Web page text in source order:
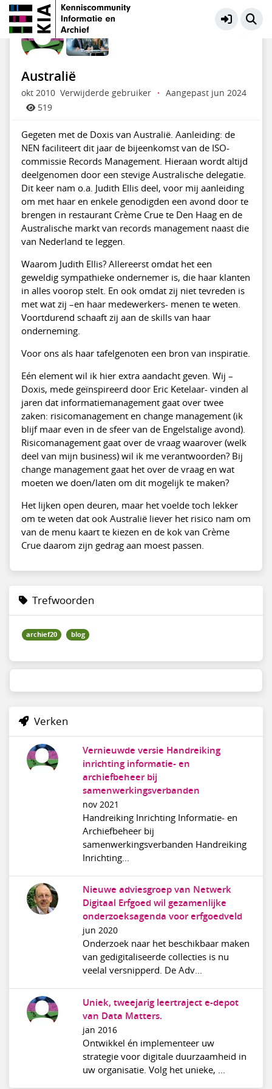
KIA Community Meer
Australië
okt 2010 Verwijderde gebruiker ·
Aangepast jun 2024
519
Gegeten met de Doxis van Australië. Aanleiding: de
NEN faciliteert dit jaar de bijeenkomst van de ISO-
commissie Records Management. Hieraan wordt altijd
deelgenomen door een stevige Australische delegatie.
Dit keer nam o.a. Judith Ellis deel, voor mij aanleiding
om met haar en enkele genodigden een avond door te
brengen in restaurant Crème Crue te Den Haag en de
Australische markt van records management naast die
van Nederland te leggen.
Waarom Judith Ellis? Allereerst omdat het een
geweldig sympathieke ondernemer is, die haar klanten
in alles voorop stelt. En ook omdat zij niet tevreden is
met wat zij –en haar medewerkers- menen te weten.
Voortdurend schaaft zij aan de skills van haar
onderneming.
Voor ons als haar tafelgenoten een bron van inspiratie.
Eén element wil ik hier extra aandacht geven. Wij –
Doxis, mede geïnspireerd door Eric Ketelaar- vinden al
jaren dat informatiemanagement gaat over twee
zaken: risicomanagement en change management (ik
blijf maar even in de sfeer van de Engelstalige avond).
Risicomanagement gaat over de vraag waarover (welk
deel van mijn business) wil ik me verantwoorden? Bij
change management gaat het over de vraag en wat
moeten we doen/laten om dit mogelijk te maken?
Het lijken open deuren, maar het voelde toch lekker
om te weten dat ook Australië liever het risico nam om
van de menu kaart te kiezen en de kok van Crème
Crue daarom zijn gedrag aan moest passen.
Trefwoorden
archief20 blog
Verken
Vernieuwde versie Handreiking
inrichting informatie- en
archiefbeheer bij
samenwerkingsverbanden
nov 2021
Handreiking Inrichting Informatie- en
Archiefbeheer bij
samenwerkingsverbanden Handreiking
Inrichting...
Nieuwe adviesgroep van Netwerk
Digitaal Erfgoed wil gezamenlijke
onderzoeksagenda voor erfgoedveld
jun 2020
Onderzoek naar het beschikbaar maken
van gedigitaliseerde collecties is nu
veelal versnipperd. De Adv...
Uniek, tweejarig leertraject e-depot
van Data Matters.
jan 2016
Ontwikkel én implementeer uw
strategie voor digitale duurzaamheid in
uw organisatie. Volg het unieke, ...